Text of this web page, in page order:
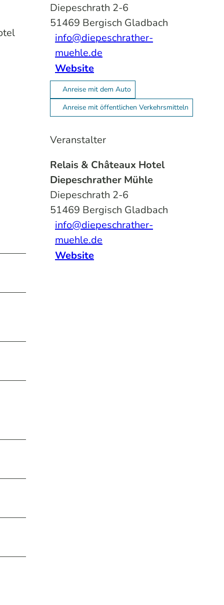
Diepeschrath 2-6
51469 Bergisch Gladbach
info@diepeschrather-
muehle.de
Website
Anreise mit dem Auto
Anreise mit öffentlichen Verkehrsmitteln
Veranstalter
Relais & Châteaux Hotel
Diepeschrather Mühle
Diepeschrath 2-6
51469 Bergisch Gladbach
info@diepeschrather-
muehle.de
Website